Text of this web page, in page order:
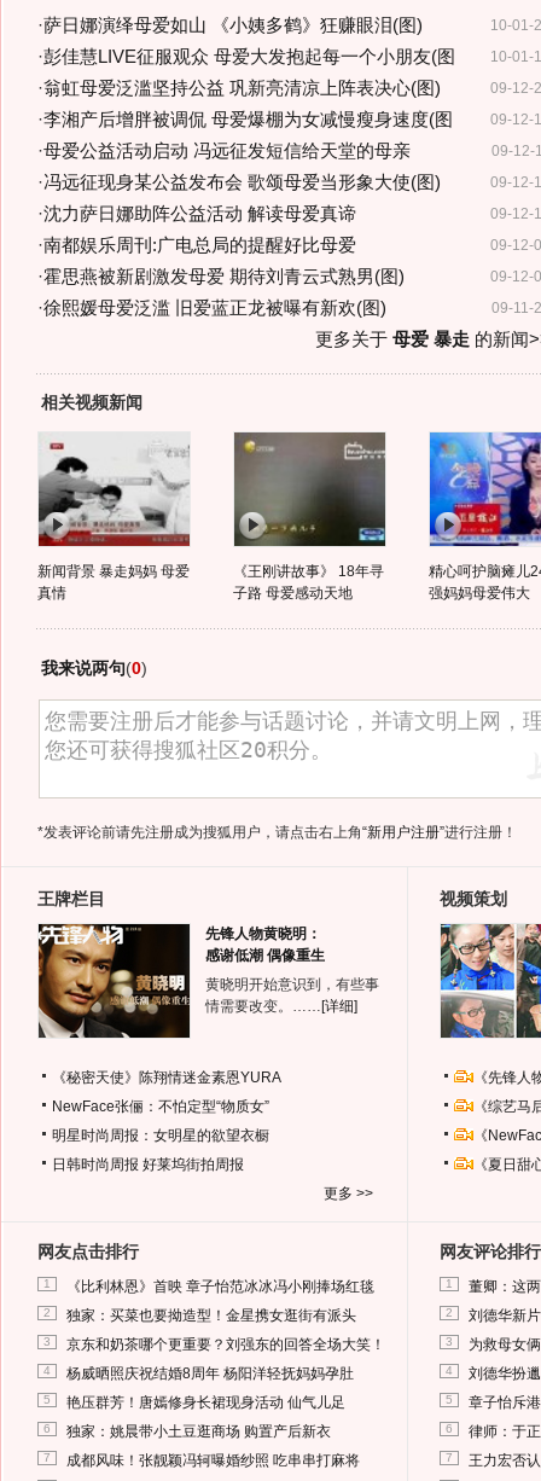
10-01-
·萨日娜演绎母爱如山 《小姨多鹤》狂赚眼泪(图)
10-01-
·彭佳慧LIVE征服观众 母爱大发抱起每一个小朋友(图
09-12-
·翁虹母爱泛滥坚持公益 巩新亮清凉上阵表决心(图)
09-12-
·李湘产后增胖被调侃 母爱爆棚为女减慢瘦身速度(图
09-12-
·母爱公益活动启动 冯远征发短信给天堂的母亲
09-12-
·冯远征现身某公益发布会 歌颂母爱当形象大使(图)
09-12-
·沈力萨日娜助阵公益活动 解读母爱真谛
09-12-
·南都娱乐周刊:广电总局的提醒好比母爱
09-12-
·霍思燕被新剧激发母爱 期待刘青云式熟男(图)
09-11-
·徐熙媛母爱泛滥 旧爱蓝正龙被曝有新欢(图)
更多关于 母爱 暴走的新闻
相关视频新闻
新闻背景 暴走妈妈 母爱
真情
《王刚讲故事》 18年寻
子路 母爱感动天地
精心呵护脑瘫儿
强妈妈母爱伟大
我来说两句(0)
*发表评论前请先注册成为搜狐用户，请点击右上角“新用户注册”进行注册！
王牌栏目
先锋人物黄晓明：
感谢低潮 偶像重生
黄晓明开始意识到，有些事
情需要改变。…… [详细]
《秘密天使》陈翔情迷金素恩YURA
NewFace张俪：不怕定型“物质女”
明星时尚周报：女明星的欲望衣橱
日韩时尚周报 好莱坞街拍周报
更多 >>
视频策划
《先锋
《综艺
《
《夏日
网友点击排行
1 《比利林恩》首映 章子怡范冰冰冯小刚捧场红毯
2 独家：买菜也要拗造型！金星携女逛街有派头
3 京东和奶茶哪个更重要？刘强东的回答全场大笑！
4 杨威晒照庆祝结婚8周年 杨阳洋轻抚妈妈孕肚
5 艳压群芳！唐嫣修身长裙现身活动 仙气儿足
6 独家：姚晨带小土豆逛商场 购置产后新衣
7 成都风味！张靓颖冯轲曝婚纱照 吃串串打麻将
网友评论排行
1 董卿：这
2 刘德华新
3 为救母女
4 刘德华扮
5 章子怡斥
6 律师：于
7 王力宏否